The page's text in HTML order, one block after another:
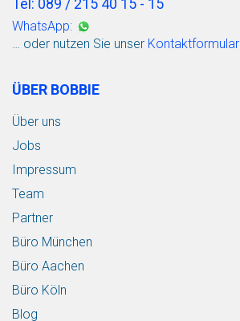
Tel: 089 / 215 40 15 - 15
WhatsApp:
… oder nutzen Sie unser Kontaktformular
ÜBER BOBBIE
Über uns
Jobs
Impressum
Team
Partner
Büro München
Büro Aachen
Büro Köln
Blog